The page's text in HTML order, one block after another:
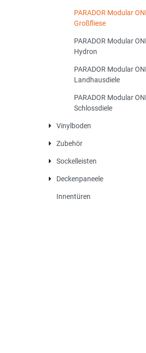
PARADOR Modular
Großfliese
PARADOR Modular
Hydron
PARADOR Modular
Landhausdiele
PARADOR Modular
Schlossdiele
Vinylboden
Zubehör
Sockelleisten
Deckenpaneele
Innentüren